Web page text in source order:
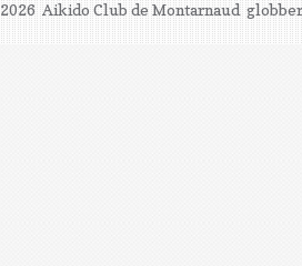
2026 Aikido Club de Montarnaud